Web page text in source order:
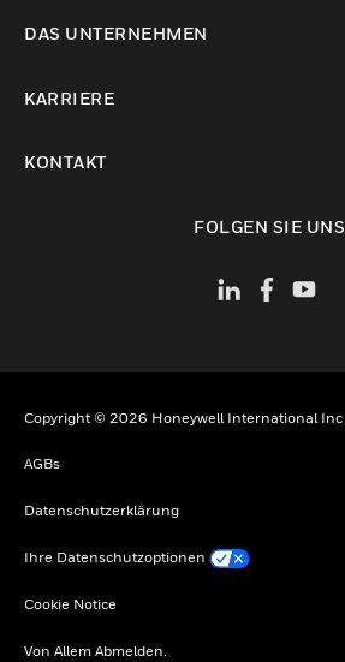
DAS UNTERNEHMEN
KARRIERE
KONTAKT
FOLGEN SIE UNS
Copyright © 2026 Honeywell International Inc
AGBs
Datenschutzerklärung
Ihre Datenschutzoptionen
Cookie Notice
Von Allem Abmelden.